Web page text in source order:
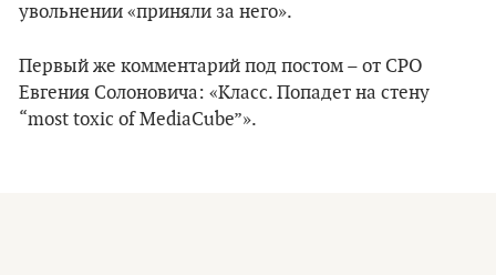
увольнении «приняли за него».
Первый же комментарий под постом – от CPO
Евгения Солоновича: «Класс. Попадет на стену
“most toxic of MediaCube”».